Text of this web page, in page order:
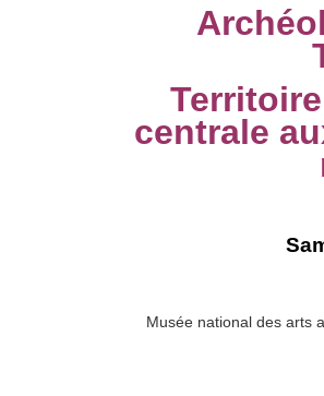
centrale
Musée national des arts